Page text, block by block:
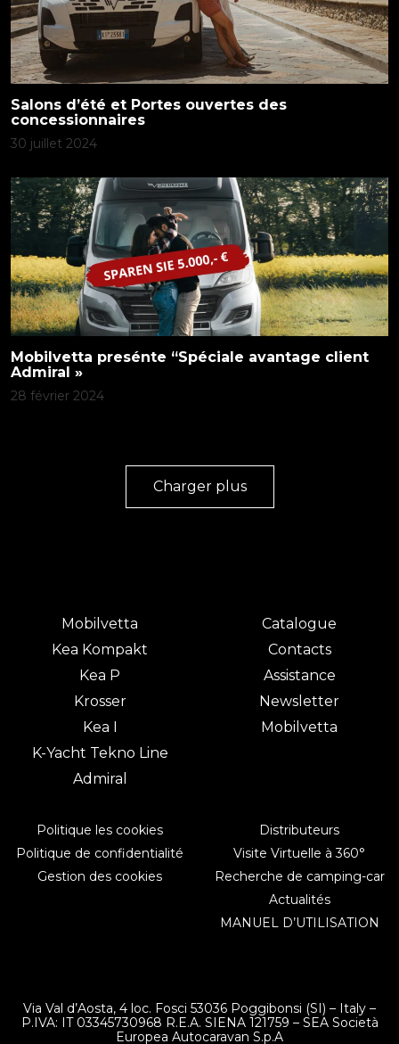
Salons d’été et Portes ouvertes des
concessionnaires
30 juillet 2024
Mobilvetta presénte “Spéciale avantage client
Admiral »
28 février 2024
Charger plus
Mobilvetta
Kea Kompakt
Kea P
Krosser
Kea I
K-Yacht Tekno Line
Admiral
Catalogue
Contacts
Assistance
Newsletter
Mobilvetta
Politique les cookies
Politique de confidentialité
Gestion des cookies
Distributeurs
Visite Virtuelle à 360°
Recherche de camping-car
Actualités
MANUEL D’UTILISATION
Via Val d’Aosta, 4 loc. Fosci 53036 Poggibonsi (SI) – Italy –
P.IVA: IT 03345730968 R.E.A. SIENA 121759 – SEA Società
Europea Autocaravan S.p.A